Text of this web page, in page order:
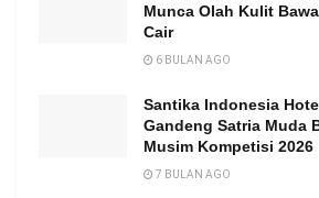
Munca Olah Kulit
Cair
6 BULAN AGO
Santika Indonesia
Gandeng Satria Muda
Musim Kompetisi 2026
7 BULAN AGO